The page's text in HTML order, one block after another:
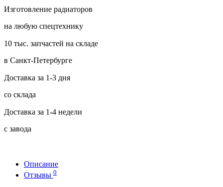
Изготовление радиаторов
на любую спецтехнику
10 тыс. запчастей на складе
в Санкт-Петербурге
Доставка за 1-3 дня
со склада
Доставка за 1-4 недели
с завода
Описание
Отзывы 0